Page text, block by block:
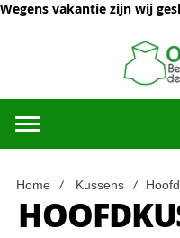
Wegens vakantie zijn wij
Home Kussens